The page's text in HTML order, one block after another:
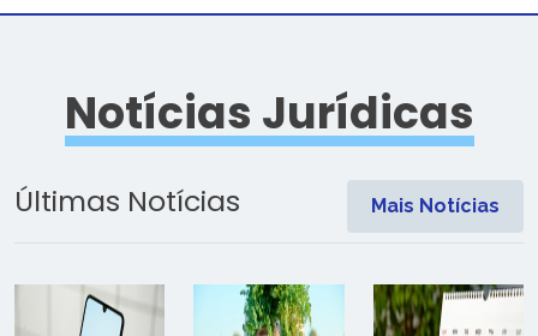
Notícias Jurídicas
Últimas Notícias Mais Notícias